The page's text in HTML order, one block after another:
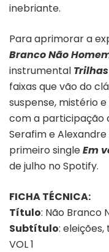
inebriante.
Para aprimorar a
Branco Não
instrumental
faixas que vão do
suspense, mistério
com a participação
Serafim e
primeiro singleEm
de julho no Spotify.
FICHA TÉCNICA:
Título: Não Branco
Subtítulo:
VOL 1